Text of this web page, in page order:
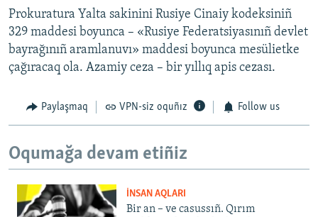
Prokuratura Yalta sakinini Rusiye Cinaiy kodeksiniñ
329 maddesi boyunca – «Rusiye Federatsiyasınıñ devlet
bayrağınıñ aramlanuvı» maddesi boyunca mesülietke
çağıracaq ola. Azamiy ceza – bir yıllıq apis cezası.
Paylaşmaq VPN-siz oquñız Follow us
Oqumağa devam etiñiz
İNSAN AQLARI
Bir an – ve casussıñ. Qırım